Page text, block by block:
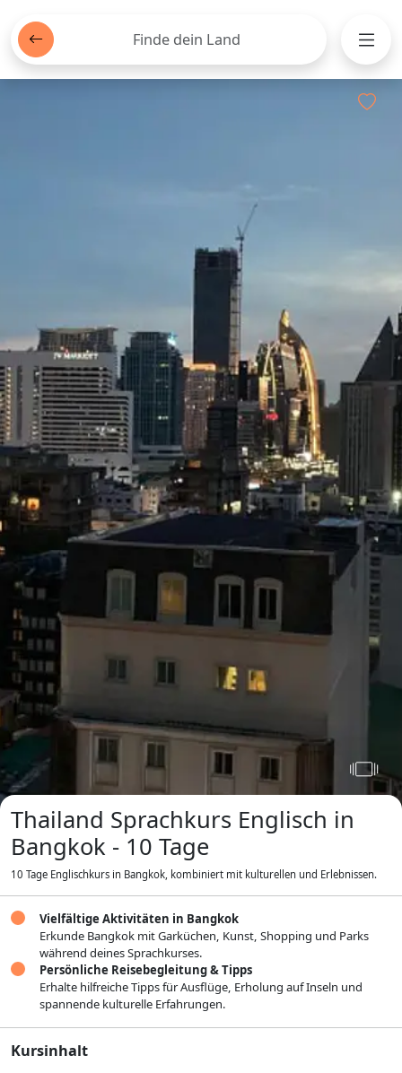
Finde dein Land
Thailand Sprachkurs Englisch in
Bangkok - 10 Tage
10 Tage Englischkurs in Bangkok, kombiniert mit kulturellen und Erlebnissen.
Vielfältige Aktivitäten in Bangkok
Erkunde Bangkok mit Garküchen, Kunst, Shopping und Parks
während deines Sprachkurses.
Persönliche Reisebegleitung & Tipps
Erhalte hilfreiche Tipps für Ausflüge, Erholung auf Inseln und
spannende kulturelle Erfahrungen.
Kursinhalt